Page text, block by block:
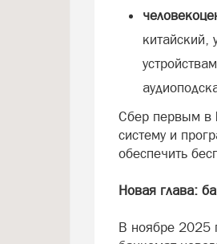
китайский,
Сбер первым в
систему и
обеспечить
Новая глава:
В ноябре 2025